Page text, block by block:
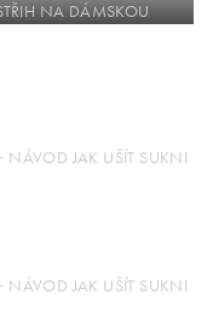
NA DÁMSKOU
NÁVOD JAK UŠÍT SUKNI
NÁVOD JAK UŠÍT SUKNI